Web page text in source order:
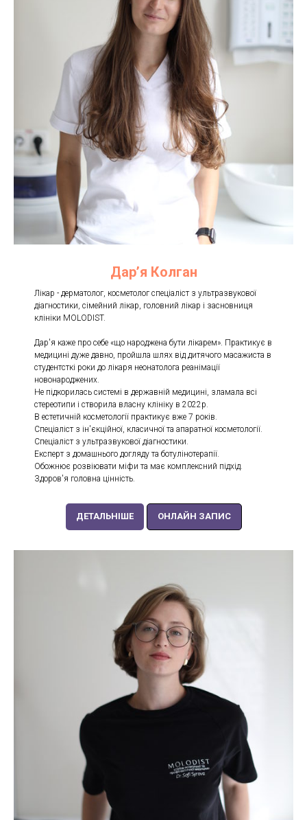
Дарʼя Колган
Лікар - дерматолог, косметолог спеціаліст з ультразвукової
діагностики, сімейний лікар, головний лікар і засновниця
клініки MOLODIST.
Дар'я каже про себе «що народжена бути лікарем». Практикує в
медицині дуже давно, пройшла шлях від дитячого масажиста в
студентсткі роки до лікаря неонатолога реанімації
новонароджених.
Не підкорилась системі в державній медицині, зламала всі
стереотипи і створила власну клініку в 2022р.
В естетичній косметології практикує вже 7 років.
Спеціаліст з ін'єкційної, класичної та апаратної косметології.
Спеціаліст з ультразвукової діагностики.
Експерт з домашнього догляду та ботулінотерапії.
Обожнює розвіювати міфи та має комплексний підхід.
Здоров'я головна цінність.
ДЕТАЛЬНІШЕ ОНЛАЙН ЗАПИС